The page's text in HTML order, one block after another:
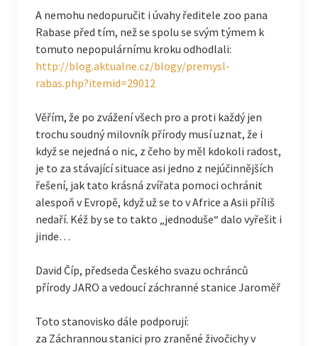
A nemohu nedopuručit i úvahy ředitele zoo pana
Rabase před tím, než se spolu se svým týmem k
tomuto nepopulárnímu kroku odhodlali:
http://blog.aktualne.cz/blogy/premysl-
rabas.php?itemid=29012
Věřím, že po zvážení všech pro a proti každý jen
trochu soudný milovník přírody musí uznat, že i
když se nejedná o nic, z čeho by měl kdokoli radost,
je to za stávající situace asi jedno z nejúčinnějších
řešení, jak tato krásná zvířata pomoci ochránit
alespoň v Evropě, když už se to v Africe a Asii příliš
nedaří. Kéž by se to takto „jednoduše“ dalo vyřešit i
jinde…
David Číp, předseda Českého svazu ochránců
přírody JARO a vedoucí záchranné stanice Jaroměř
Toto stanovisko dále podporují:
za Záchrannou stanici pro zraněné živočichy v